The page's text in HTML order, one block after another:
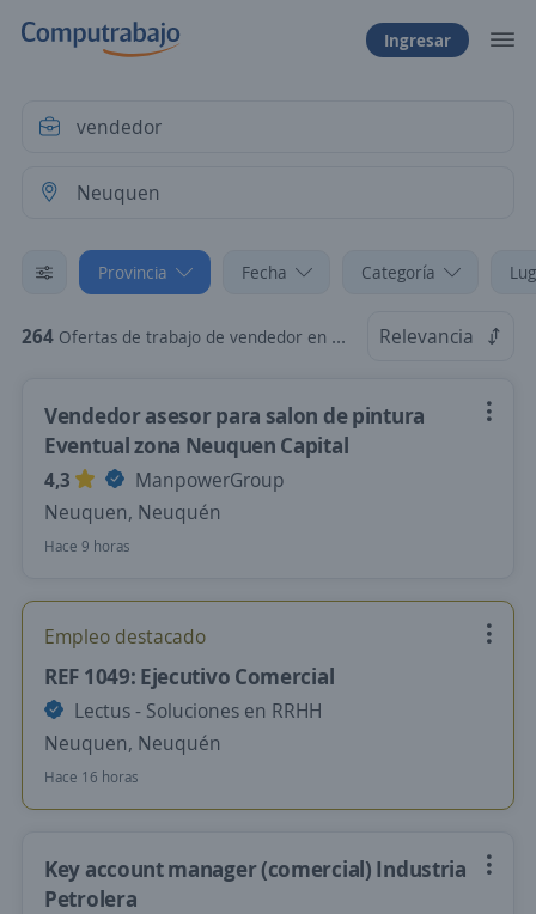
Ingresar
Provincia Fecha Categoría
264 Ofertas de trabajo de vendedor en Neuquen, Neuquén Relevancia
Vendedor asesor para salon de pintura
Eventual zona Neuquen Capital
4,3
ManpowerGroup
Neuquen, Neuquén
Hace 9 horas
Empleo destacado
REF 1049: Ejecutivo Comercial
Lectus - Soluciones en RRHH
Neuquen, Neuquén
Hace 16 horas
Key account manager (comercial) Industria
Petrolera